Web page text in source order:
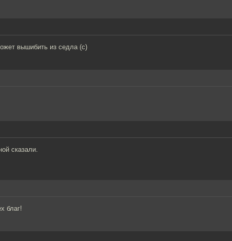
вышибить из седла (с)
сказали.
благ!